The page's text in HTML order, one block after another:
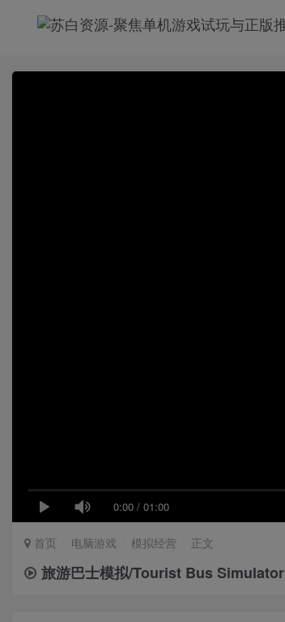
0:00 / 01:00
首页 电脑游戏 模拟经营 正文
旅游巴士模拟/Tourist Bus Simulator